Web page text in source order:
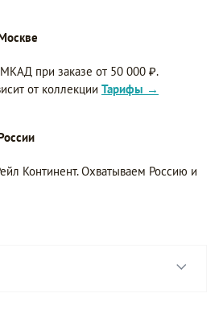
при заказе от 50 000 ₽.
от коллекции Тарифы →
Континент. Охватываем Россию и